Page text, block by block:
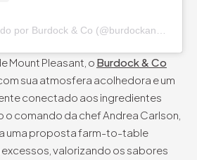
Um post compartilhado por Burdock & Co (@burdockandco)
Mount Pleasant, o Burdock & Co
sua atmosfera acolhedora e um
conectado aos ingredientes
o comando da chef Andrea Carlson,
uma proposta farm-to-table
valorizando os sabores